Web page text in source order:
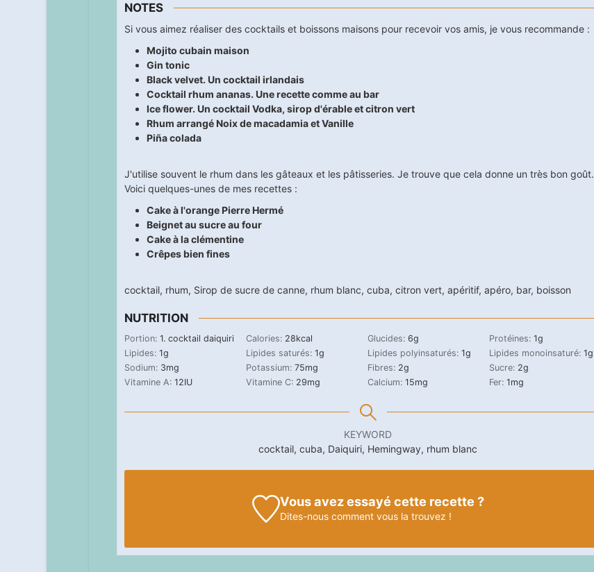
NOTES
Si vous aimez réaliser des cocktails et boissons maisons pour recevoir vos amis, je vous recommande :
Mojito cubain maison
Gin tonic
Black velvet. Un cocktail irlandais
Cocktail rhum ananas. Une recette comme au bar
Ice flower. Un cocktail Vodka, sirop d'érable et citron vert
Rhum arrangé Noix de macadamia et Vanille
Piña colada
J'utilise souvent le rhum dans les gâteaux et les pâtisseries. Je trouve que cela donne un très bon goût.
Voici quelques-unes de mes recettes :
Cake à l'orange Pierre Hermé
Beignet au sucre au four
Cake à la clémentine
Crêpes bien fines
cocktail, rhum, Sirop de sucre de canne, rhum blanc, cuba, citron vert, apéritif, apéro, bar, boisson
NUTRITION
Portion: 1. cocktail daiquiri Calories: 28kcal Glucides: 6g Protéines: 1g
Lipides: 1g Lipides saturés: 1g Lipides polyinsaturés: 1g Lipides monoinsaturé: 1g
Sodium: 3mg Potassium: 75mg Fibres: 2g Sucre: 2g
Vitamine A: 12IU Vitamine C: 29mg Calcium: 15mg Fer: 1mg
KEYWORD
cocktail, cuba, Daiquiri, Hemingway, rhum blanc
Vous avez essayé cette recette ?
Dites-nouscomment vous la trouvez !